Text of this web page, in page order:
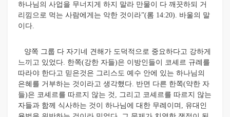
하나님의 사업을 무너지게 하지 말라 만물이 다 깨끗하되 거
리낌으로 먹는 사람에게는 악한 것이라”(롬 14:20). 바울의 말
이다.
양쪽 그룹 다 자기네 견해가 도덕적으로 중요하다고 강하게
느끼고 있었다. 한쪽(강한 자들)은 이방인들이 코셰르 규례를
따라야 한다고 믿은것은 그리스도 예수 안에 있는 하나님의
은혜를 거부하는 것이라고 생각했다. 반면 다른 한쪽(약한 자
들)은 코셰르를 따르지 않는 것, 그리고 코셰르를 따르지 않는
자들과 함께 식사하는 것이 하나님에 대한 무례이며, 유대인